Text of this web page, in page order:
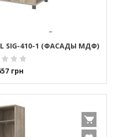
SIG-410-1 (ФАСАДЫ МДФ)
грн